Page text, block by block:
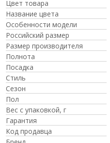
Цвет товара
Название цвета
Особенности модели
Российский размер
Размер производителя
Полнота
Посадка
Стиль
Сезон
Пол
Вес с упаковкой, г
Гарантия
Код продавца